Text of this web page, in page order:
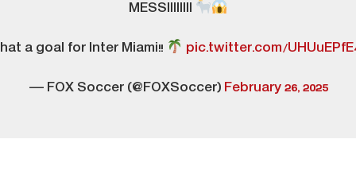
MESSIIIIIIII
a goal for Inter Miami!! pic.twitter.com/
— FOX Soccer (@FOXSoccer) February 26, 2025